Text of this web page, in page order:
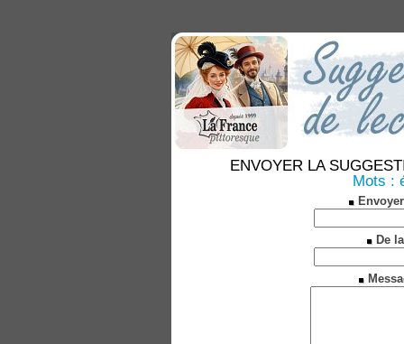
ENVOYER LA
Mots :
De